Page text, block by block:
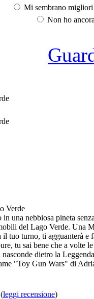
Mi sembrano
Non ho
Verde
una nebbiosa pineta
del Lago Verde. Una
il tuo turno, ti agguanterà
tu sai bene che a volte
dietro la
"Toy Gun Wars" di
leggi recensione)